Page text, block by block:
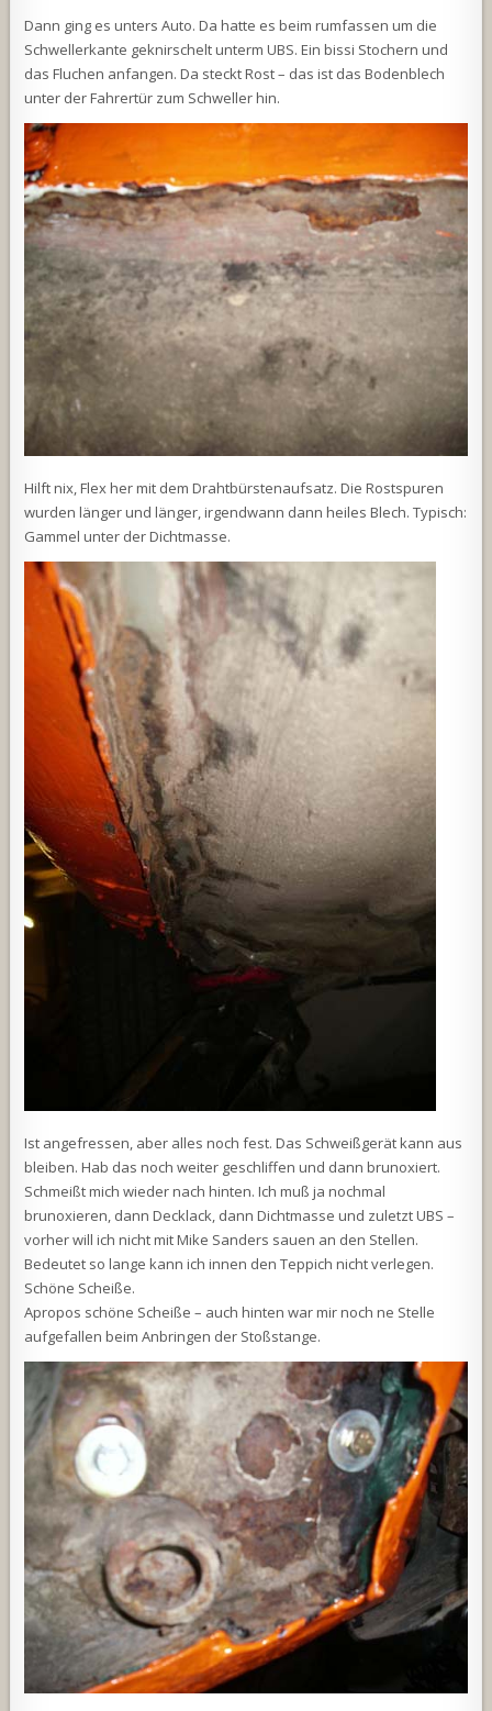
Dann ging es unters Auto. Da hatte es beim rumfassen um die
Schwellerkante geknirschelt unterm UBS. Ein bissi Stochern und
das Fluchen anfangen. Da steckt Rost – das ist das Bodenblech
unter der Fahrertür zum Schweller hin.
Hilft nix, Flex her mit dem Drahtbürstenaufsatz. Die Rostspuren
wurden länger und länger, irgendwann dann heiles Blech. Typisch:
Gammel unter der Dichtmasse.
Ist angefressen, aber alles noch fest. Das Schweißgerät kann aus
bleiben. Hab das noch weiter geschliffen und dann brunoxiert.
Schmeißt mich wieder nach hinten. Ich muß ja nochmal
brunoxieren, dann Decklack, dann Dichtmasse und zuletzt UBS –
vorher will ich nicht mit Mike Sanders sauen an den Stellen.
Bedeutet so lange kann ich innen den Teppich nicht verlegen.
Schöne Scheiße.
Apropos schöne Scheiße – auch hinten war mir noch ne Stelle
aufgefallen beim Anbringen der Stoßstange.